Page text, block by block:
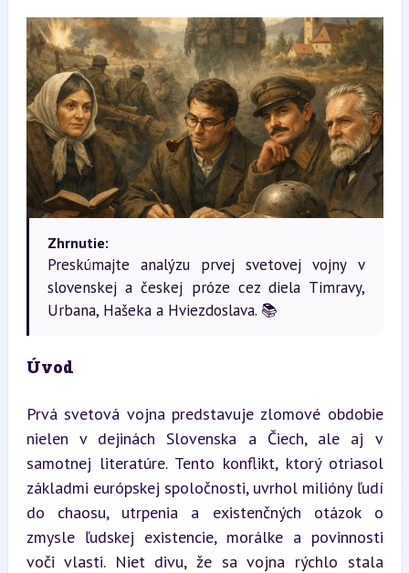
Zhrnutie:
Preskúmajte analýzu prvej svetovej vojny v
slovenskej a českej próze cez diela Timravy,
Urbana, Hašeka a Hviezdoslava. 📚
Úvod
Prvá svetová vojna predstavuje zlomové obdobie
nielen v dejinách Slovenska a Čiech, ale aj v
samotnej literatúre. Tento konflikt, ktorý otriasol
základmi európskej spoločnosti, uvrhol milióny ľudí
do chaosu, utrpenia a existenčných otázok o
zmysle ľudskej existencie, morálke a povinnosti
voči vlasti. Niet divu, že sa vojna rýchlo stala